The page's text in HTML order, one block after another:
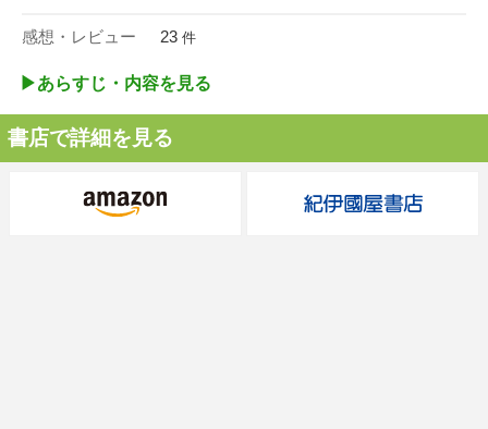
感想・レビュー 23 件
▶︎あらすじ・内容を見る
書店で詳細を見る